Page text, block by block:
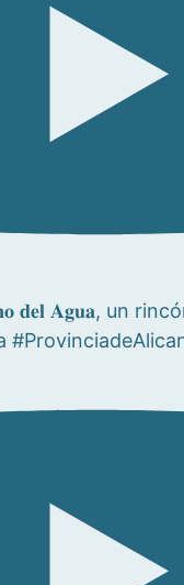
𝐝𝐞𝐥 𝐀𝐠𝐮𝐚, un